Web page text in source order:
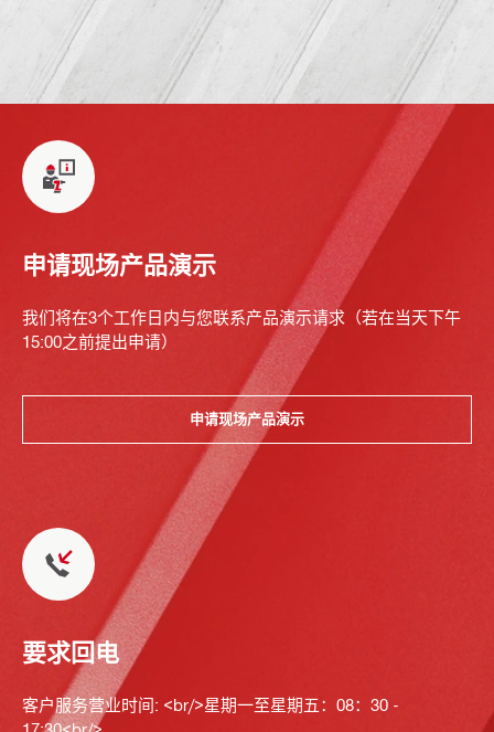
申请现场产品演示
我们将在3个工作日内与您联系产品演示请求（若在当天下午
15:00之前提出申请）
申请现场产品演示
要求回电
客户服务营业时间: <br/>星期一至星期五：08：30 -